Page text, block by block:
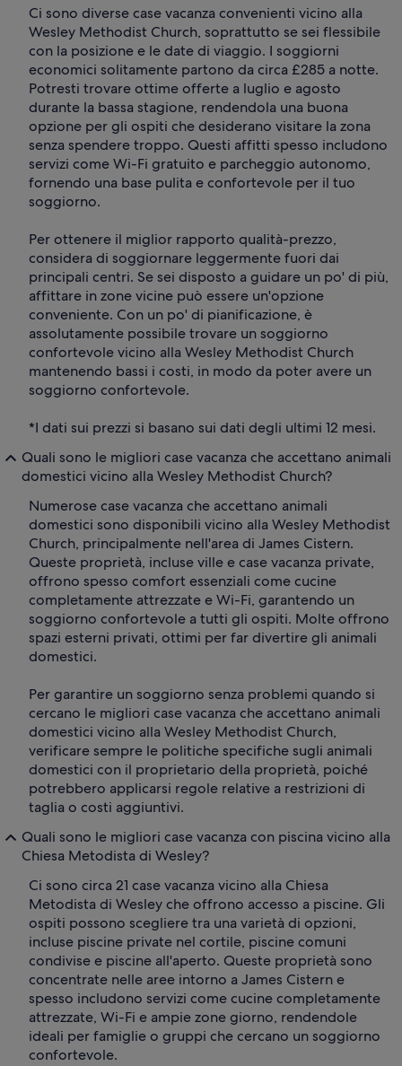
Ci sono diverse case vacanza convenienti vicino alla
Wesley Methodist Church, soprattutto se sei flessibile
con la posizione e le date di viaggio. I soggiorni
economici solitamente partono da circa £285 a notte.
Potresti trovare ottime offerte a luglio e agosto
durante la bassa stagione, rendendola una buona
opzione per gli ospiti che desiderano visitare la zona
senza spendere troppo. Questi affitti spesso includono
servizi come Wi-Fi gratuito e parcheggio autonomo,
fornendo una base pulita e confortevole per il tuo
soggiorno.
Per ottenere il miglior rapporto qualità-prezzo,
considera di soggiornare leggermente fuori dai
principali centri. Se sei disposto a guidare un po' di più,
affittare in zone vicine può essere un'opzione
conveniente. Con un po' di pianificazione, è
assolutamente possibile trovare un soggiorno
confortevole vicino alla Wesley Methodist Church
mantenendo bassi i costi, in modo da poter avere un
soggiorno confortevole.
*I dati sui prezzi si basano sui dati degli ultimi 12 mesi.
Quali sono le migliori case vacanza che accettano animali
domestici vicino alla Wesley Methodist Church?
Numerose case vacanza che accettano animali
domestici sono disponibili vicino alla Wesley Methodist
Church, principalmente nell'area di James Cistern.
Queste proprietà, incluse ville e case vacanza private,
offrono spesso comfort essenziali come cucine
completamente attrezzate e Wi-Fi, garantendo un
soggiorno confortevole a tutti gli ospiti. Molte offrono
spazi esterni privati, ottimi per far divertire gli animali
domestici.
Per garantire un soggiorno senza problemi quando si
cercano le migliori case vacanza che accettano animali
domestici vicino alla Wesley Methodist Church,
verificare sempre le politiche specifiche sugli animali
domestici con il proprietario della proprietà, poiché
potrebbero applicarsi regole relative a restrizioni di
taglia o costi aggiuntivi.
Quali sono le migliori case vacanza con piscina vicino alla
Chiesa Metodista di Wesley?
Ci sono circa 21 case vacanza vicino alla Chiesa
Metodista di Wesley che offrono accesso a piscine. Gli
ospiti possono scegliere tra una varietà di opzioni,
incluse piscine private nel cortile, piscine comuni
condivise e piscine all'aperto. Queste proprietà sono
concentrate nelle aree intorno a James Cistern e
spesso includono servizi come cucine completamente
attrezzate, Wi-Fi e ampie zone giorno, rendendole
ideali per famiglie o gruppi che cercano un soggiorno
confortevole.